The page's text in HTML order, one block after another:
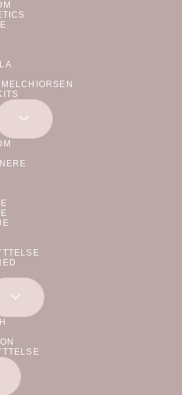
SKIFT
UNDERMENU
SKIFT
UNDERMENU